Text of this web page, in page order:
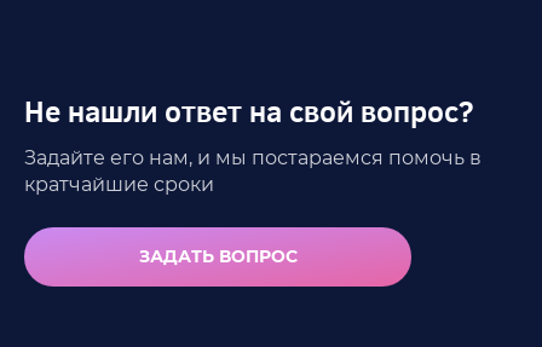
Не нашли ответ на свой вопрос?
Задайте его нам, и мы постараемся помочь в
кратчайшие сроки
ЗАДАТЬ ВОПРОС